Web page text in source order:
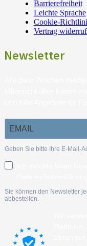
Barrierefreiheit
Leichte Sprache
Cookie-
Vertrag
Newsletter
Geben Sie bitte Ihre E-Mail-
Sie können den Newsletter
abbestellen.